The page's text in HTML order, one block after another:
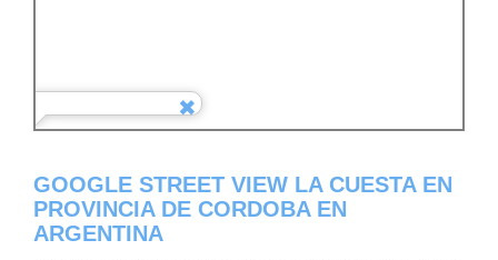
GOOGLE STREET VIEW LA CUESTA EN
PROVINCIA DE CORDOBA EN
ARGENTINA